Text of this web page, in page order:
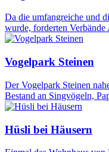
Da die umfangreiche und
wurde, forderten
Vogelpark Steinen
Der Vogelpark Steinen
Bestand an Singvögeln,
Hüsli bei Häusern